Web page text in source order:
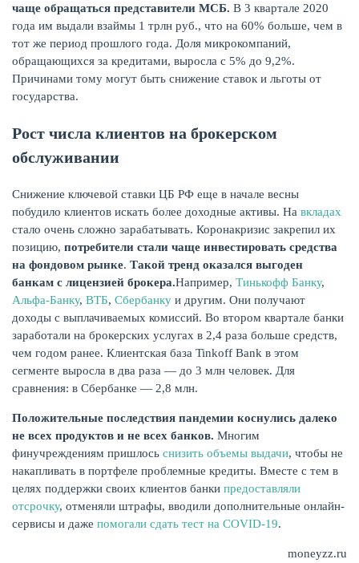
чаще обращаться представители МСБ. В 3 квартале 2020
года им выдали взаймы 1 трлн руб., что на 60% больше, чем в
тот же период прошлого года. Доля микрокомпаний,
обращающихся за кредитами, выросла с 5% до 9,2%.
Причинами тому могут быть снижение ставок и льготы от
государства.
Рост числа клиентов на брокерском
обслуживании
Снижение ключевой ставки ЦБ РФ еще в начале весны
побудило клиентов искать более доходные активы. На вкладах
стало очень сложно зарабатывать. Коронакризис закрепил их
позицию, потребители стали чаще инвестировать средства
на фондовом рынке. Такой тренд оказался выгоден
банкам с лицензией брокера.Например, Тинькофф Банку,
Альфа-Банку, ВТБ, Сбербанку и другим. Они получают
доходы с выплачиваемых комиссий. Во втором квартале банки
заработали на брокерских услугах в 2,4 раза больше средств,
чем годом ранее. Клиентская база Tinkoff Bank в этом
сегменте выросла в два раза — до 3 млн человек. Для
сравнения: в Сбербанке — 2,8 млн.
Положительные последствия пандемии коснулись далеко
не всех продуктов и не всех банков. Многим
финучреждениям пришлось снизить объемы выдачи, чтобы не
накапливать в портфеле проблемные кредиты. Вместе с тем в
целях поддержки своих клиентов банки предоставляли
отсрочку, отменяли штрафы, вводили дополнительные онлайн-
сервисы и даже помогали сдать тест на COVID-19.
moneyzz.ru